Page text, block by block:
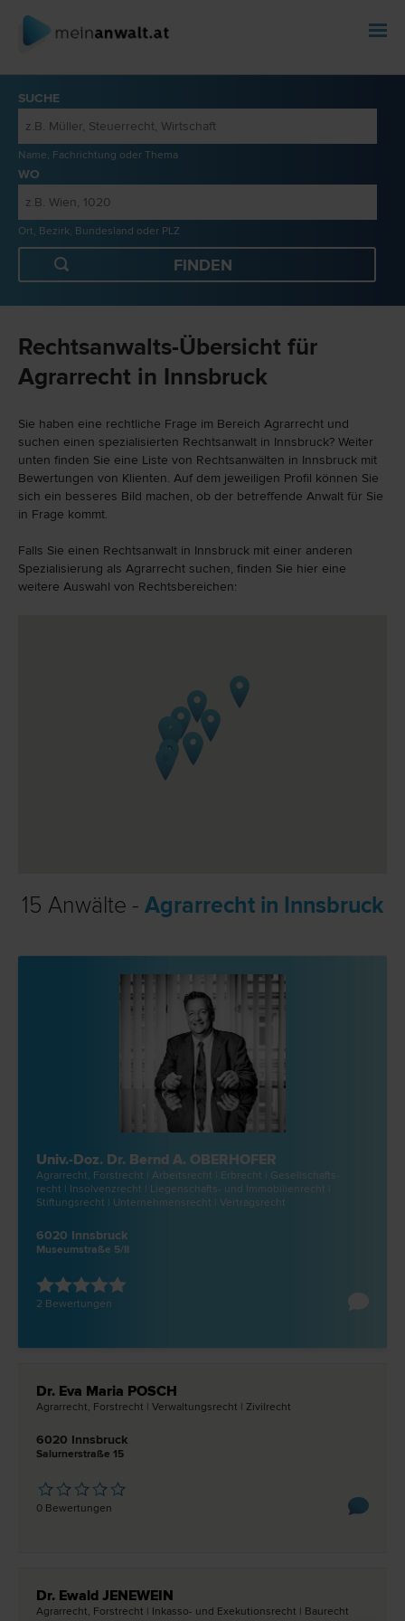
SUCHE
Name, Fachrichtung oder Thema
WO
Ort, Bezirk, Bundesland oder PLZ
Rechtsanwalts-Übersicht für
Agrarrecht in Innsbruck
Sie haben eine rechtliche Frage im Bereich Agrarrecht und
suchen einen spezialisierten Rechtsanwalt in Innsbruck? Weiter
unten finden Sie eine Liste von Rechtsanwälten in Innsbruck mit
Bewertungen von Klienten. Auf dem jeweiligen Profil können Sie
sich ein besseres Bild machen, ob der betreffende Anwalt für Sie
in Frage kommt.
Falls Sie einen Rechtsanwalt in Innsbruck mit einer anderen
Spezialisierung als Agrarrecht suchen, finden Sie hier eine
weitere Auswahl von Rechtsbereichen:
15 Anwälte - Agrarrecht in Innsbruck
Univ.-Doz. Dr. Bernd A. OBERHOFER
Agrar­recht, Forst­recht | Arbeits­recht | Erb­recht | Gesellschafts­
recht | Insolvenz­recht | Liegenschafts- und Immobilien­recht |
Stiftungs­recht | Unternehmens­recht | Vertrags­recht
6020 Innsbruck
Museumstraße 5/II
2 Bewertungen
Dr. Eva Maria POSCH
Agrar­recht, Forst­recht | Verwaltungs­recht | Zivil­recht
6020 Innsbruck
Salurnerstraße 15
0 Bewertungen
Dr. Ewald JENEWEIN
Agrar­recht, Forst­recht | Inkasso- und Exekutions­recht | Bau­recht